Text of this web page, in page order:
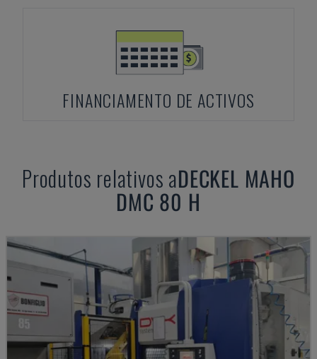
FINANCIAMENTO DE ACTIVOS
Produtos relativos aDECKEL MAHO
DMC 80 H